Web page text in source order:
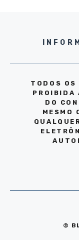
TODOS OS
PROIBIDA
DO
MESMO
©